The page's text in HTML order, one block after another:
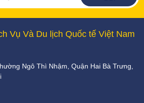
Vụ Và Du lịch Quốc tế Việt Nam
Ngô Thì Nhậm, Quận Hai Bà Trưng,